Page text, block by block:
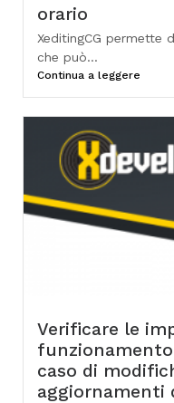
orario
XeditingCG permette
che può...
Continua a leggere
Verificare le
caso di
aggiornamenti